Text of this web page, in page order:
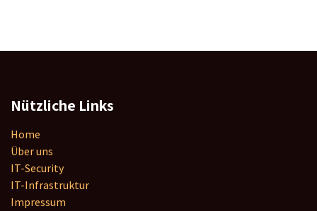
Nützliche Links
Home
Über uns
IT-Security
IT-Infrastruktur
Impressum